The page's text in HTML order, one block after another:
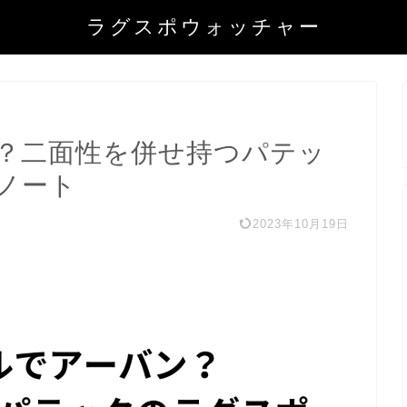
ラグスポウォッチャー
二面性を併せ持つパテッ
ート
2023年10月19日